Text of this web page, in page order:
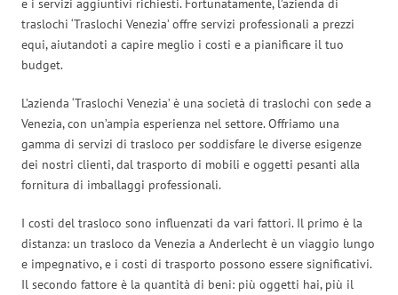
e i servizi aggiuntivi richiesti. Fortunatamente, l’azienda di
traslochi ‘Traslochi Venezia’ offre servizi professionali a prezzi
equi, aiutandoti a capire meglio i costi e a pianificare il tuo
budget.
L’azienda ‘Traslochi Venezia’ è una società di traslochi con sede a
Venezia, con un’ampia esperienza nel settore. Offriamo una
gamma di servizi di trasloco per soddisfare le diverse esigenze
dei nostri clienti, dal trasporto di mobili e oggetti pesanti alla
fornitura di imballaggi professionali.
I costi del trasloco sono influenzati da vari fattori. Il primo è la
distanza: un trasloco da Venezia a Anderlecht è un viaggio lungo
e impegnativo, e i costi di trasporto possono essere significativi.
Il secondo fattore è la quantità di beni: più oggetti hai, più il